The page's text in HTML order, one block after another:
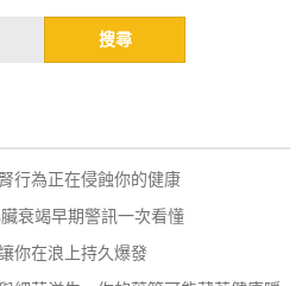
行為正在侵蝕你的健康
衰竭早期警訊一次看懂
你在浪上持久爆發